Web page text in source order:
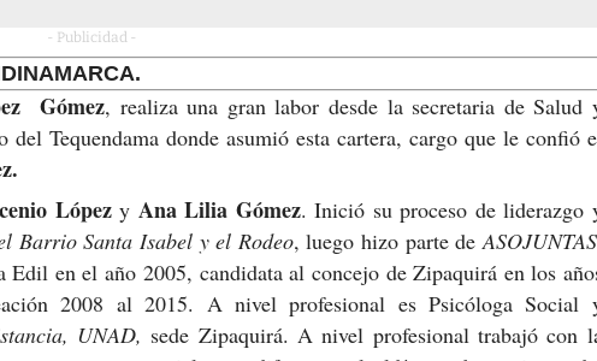
- Publicidad -
Gómez, realiza una gran labor desde la secretaria de Salud
Tequendama donde asumió esta cartera, cargo que le confió
Lópezy Ana Lilia Gómez. Inició su proceso de liderazgo
Barrio Santa Isabel y el Rodeo, luego hizo parte de ASOJUNTAS
Edil en el año 2005, candidata al concejo de Zipaquirá en los
2008 al 2015. A nivel profesional es Psicóloga Social
UNAD, sede Zipaquirá. A nivel profesional trabajó con